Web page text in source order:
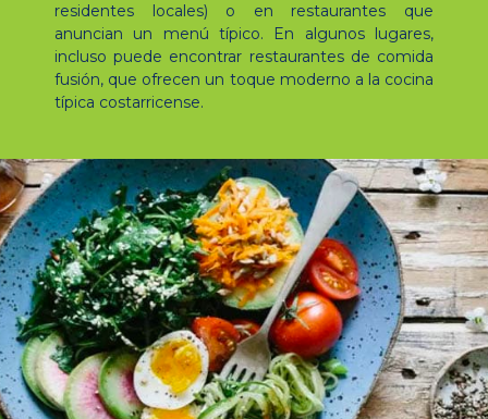
residentes locales) o en restaurantes que
anuncian un menú típico. En algunos lugares,
incluso puede encontrar restaurantes de comida
fusión, que ofrecen un toque moderno a la cocina
típica costarricense.